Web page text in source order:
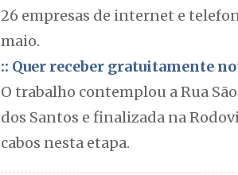
26 empresas de internet e
maio.
:: Quer receber gratuitamente
O trabalho contemplou a Rua
dos Santos e finalizada na
cabos nesta etapa.